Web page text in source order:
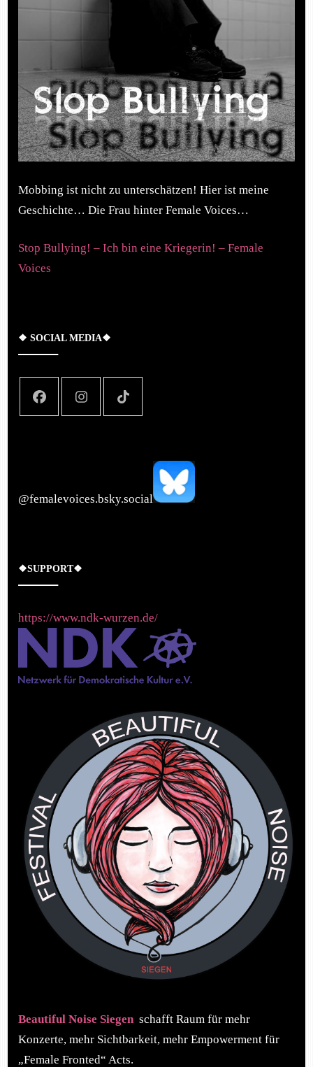
Mobbing ist nicht zu unterschätzen! Hier ist meine
Geschichte… Die Frau hinter Female Voices…
Stop Bullying! – Ich bin eine Kriegerin! – Female
Voices
❖ SOCIAL MEDIA❖
‪@femalevoices.bsky.social‬
❖SUPPORT❖
https://www.ndk-wurzen.de/
Beautiful Noise Siegen schafft Raum für mehr
Konzerte, mehr Sichtbarkeit, mehr Empowerment für
„Female Fronted“ Acts.